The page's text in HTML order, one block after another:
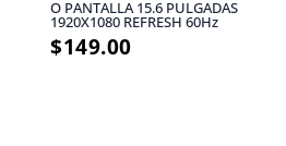
O PANTALLA 15.6 PULGADAS
1920X1080 REFRESH 60Hz
$149.00